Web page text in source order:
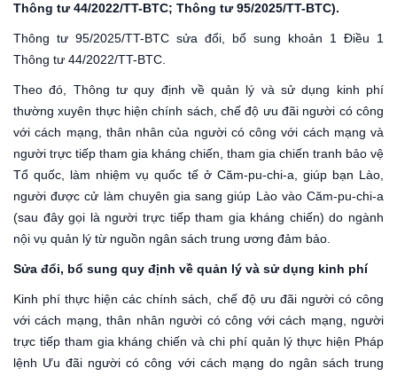
Thông tư 44/2022/TT-BTC; Thông tư 95/2025/TT-BTC).
Thông tư 95/2025/TT-BTC sửa đổi, bổ sung khoản 1 Điều 1
Thông tư 44/2022/TT-BTC.
Theo đó, Thông tư quy định về quản lý và sử dụng kinh phí
thường xuyên thực hiện chính sách, chế độ ưu đãi người có công
với cách mạng, thân nhân của người có công với cách mạng và
người trực tiếp tham gia kháng chiến, tham gia chiến tranh bảo vệ
Tổ quốc, làm nhiệm vụ quốc tế ở Căm-pu-chi-a, giúp bạn Lào,
người được cử làm chuyên gia sang giúp Lào vào Căm-pu-chi-a
(sau đây gọi là người trực tiếp tham gia kháng chiến) do ngành
nội vụ quản lý từ nguồn ngân sách trung ương đảm bảo.
Sửa đổi, bổ sung quy định về quản lý và sử dụng kinh phí
Kinh phí thực hiện các chính sách, chế độ ưu đãi người có công
với cách mạng, thân nhân người có công với cách mạng, người
trực tiếp tham gia kháng chiến và chi phí quản lý thực hiện Pháp
lệnh Ưu đãi người có công với cách mạng do ngân sách trung